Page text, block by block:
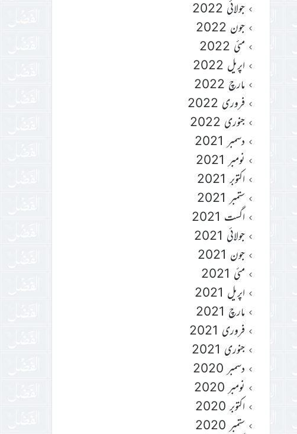
جولائی 2022
جون 2022
مئی 2022
اپریل 2022
مارچ 2022
فروری 2022
جنوری 2022
دسمبر 2021
نومبر 2021
اکتوبر 2021
ستمبر 2021
اگست 2021
جولائی 2021
جون 2021
مئی 2021
اپریل 2021
مارچ 2021
فروری 2021
جنوری 2021
دسمبر 2020
نومبر 2020
اکتوبر 2020
ستمبر 2020